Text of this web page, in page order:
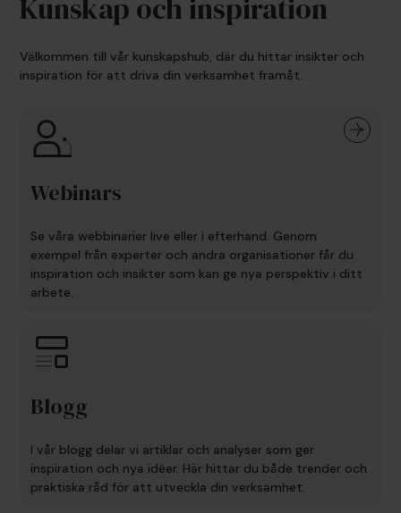
Kunskap och inspiration
Välkommen till vår kunskapshub, där du hittar insikter och
inspiration för att driva din verksamhet framåt.
Webinars
Se våra webbinarier live eller i efterhand. Genom
exempel från experter och andra organisationer får du
inspiration och insikter som kan ge nya perspektiv i ditt
arbete.
Blogg
I vår blogg delar vi artiklar och analyser som ger
inspiration och nya idéer. Här hittar du både trender och
praktiska råd för att utveckla din verksamhet.